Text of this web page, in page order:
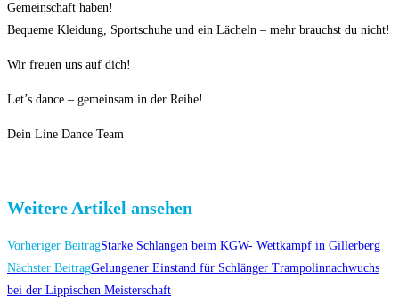
Gemeinschaft haben!
Bequeme Kleidung, Sportschuhe und ein Lächeln – mehr brauchst du nicht!
Wir freuen uns auf dich!
Let’s dance – gemeinsam in der Reihe!
Dein Line Dance Team
Weitere Artikel ansehen
Vorheriger BeitragStarke Schlangen beim KGW- Wettkampf in Gillerberg
Nächster BeitragGelungener Einstand für Schlänger Trampolinnachwuchs
bei der Lippischen Meisterschaft